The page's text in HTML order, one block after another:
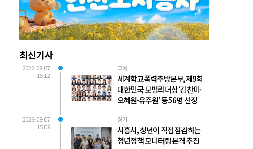
최신기사
2026-08-07
15:12
교육
세계학교폭력추방본부, 제9회
대한민국 모범리더상 ‘김찬미·
오혜원·유주원’ 등 56명 선정
2026-08-07
15:09
경기
시흥시, 청년이 직접 점검하는
청년정책 모니터링 본격 추진